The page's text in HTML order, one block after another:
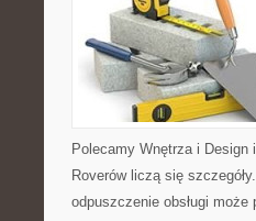
Polecamy Wnętrza i
Roverów liczą się
odpuszczenie obsługi może